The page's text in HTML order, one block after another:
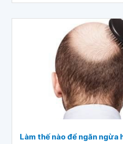
Làm thế nào để ngăn ngừa